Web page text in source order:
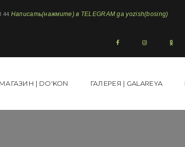
44 Написать(нажмите) в TELEGRAM ga yozish(bosing)
МАГАЗИН | DO'KON ГАЛЕРЕЯ | GALAREYA